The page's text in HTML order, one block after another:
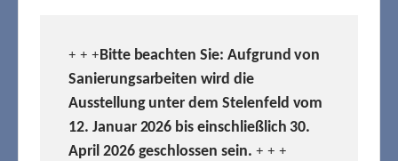
+ + +Bitte beachten Sie: Aufgrund von
Sanierungsarbeiten wird die
Ausstellung unter dem Stelenfeld vom
12. Januar 2026 bis einschließlich 30.
April 2026 geschlossen sein. + + +